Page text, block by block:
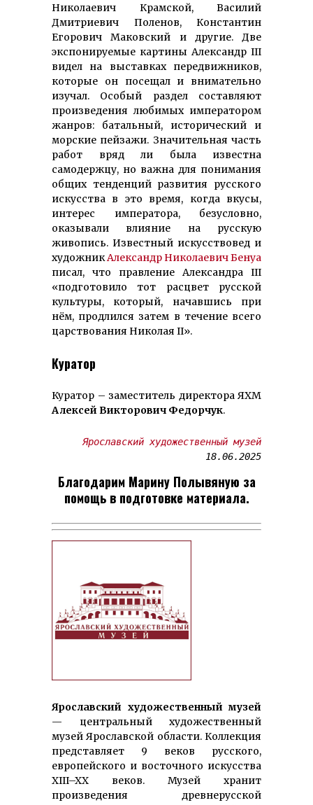
Николаевич Крамской, Василий
Дмитриевич Поленов, Константин
Егорович Маковский и другие. Две
экспонируемые картины Александр III
видел на выставках передвижников,
которые он посещал и внимательно
изучал. Особый раздел составляют
произведения любимых императором
жанров: батальный, исторический и
морские пейзажи. Значительная часть
работ вряд ли была известна
самодержцу, но важна для понимания
общих тенденций развития русского
искусства в это время, когда вкусы,
интерес императора, безусловно,
оказывали влияние на русскую
живопись. Известный искусствовед и
художникАлександр Николаевич Бенуа
писал, что правление Александра III
«подготовило тот расцвет русской
культуры, который, начавшись при
нём, продлился затем в течение всего
царствования Николая II».
Куратор
Куратор – заместитель директора ЯХМ
Алексей Викторович Федорчук.
Ярославский художественный музей
Благодарим Марину Полывяную за
помощь в подготовке материала.
Ярославский художественный музей
— центральный худо­же­ст­венный
музей Ярославской области. Коллекция
представляет 9 веков русского,
европейского и восточного искусства
XIII–XX веков. Музей хранит
произведения древнерусской